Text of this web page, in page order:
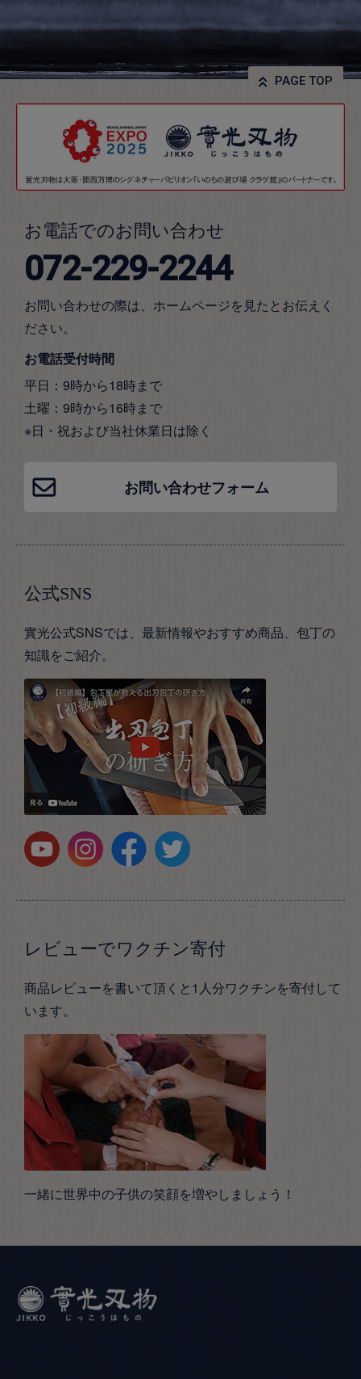
PAGE TOP
お電話でのお問い合わせ
072-229-2244
お問い合わせの際は、ホームページを見たとお伝えく
ださい。
お電話受付時間
平日：9時から18時まで
土曜：9時から16時まで
※日・祝および当社休業日は除く
お問い合わせフォーム
公式SNS
實光公式SNSでは、最新情報やおすすめ商品、包丁の
知識をご紹介。
レビューでワクチン寄付
商品レビューを書いて頂くと1人分ワクチンを寄付して
います。
一緒に世界中の子供の笑顔を増やしましょう！